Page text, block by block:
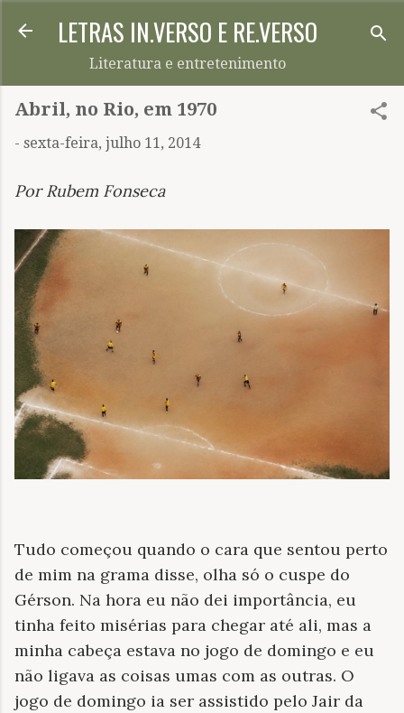
Pular para o conteúdo principal
LETRAS IN.VERSO E RE.VERSO
Literatura e entretenimento
Abril, no Rio, em 1970
- sexta-feira, julho 11, 2014
Por Rubem Fonseca
Tudo começou quando o cara que sentou perto
de mim na grama disse, olha só o cuspe do
Gérson. Na hora eu não dei importância, eu
tinha feito misérias para chegar até ali, mas a
minha cabeça estava no jogo de domingo e eu
não ligava as coisas umas com as outras. O
jogo de domingo ia ser assistido pelo Jair da